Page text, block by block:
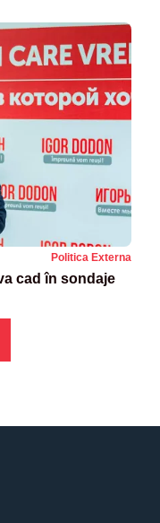
Politica Externa
cad în sondaje